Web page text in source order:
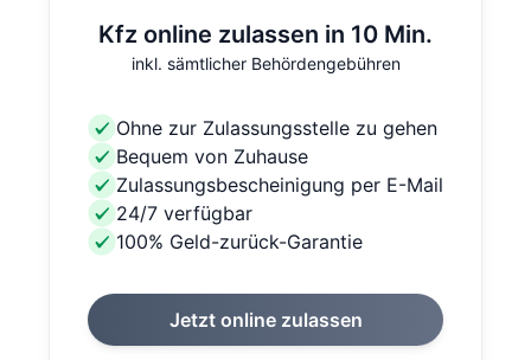
Kfz online zulassen in 10 Min.
inkl. sämtlicher Behördengebühren
Ohne zur Zulassungsstelle zu gehen
Bequem von Zuhause
Zulassungsbescheinigung per E-Mail
24/7 verfügbar
100% Geld-zurück-Garantie
Jetzt online zulassen